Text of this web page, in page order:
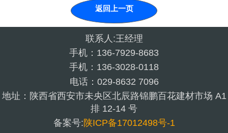
返回上一页
联系人:王经理
手机：136-7929-8683
手机：136-3028-0118
电话：029-8632 7096
地址：陕西省西安市未央区北辰路锦鹏百花建材市场 A1
排 12-14 号
备案号: 陕ICP备17012498号-1